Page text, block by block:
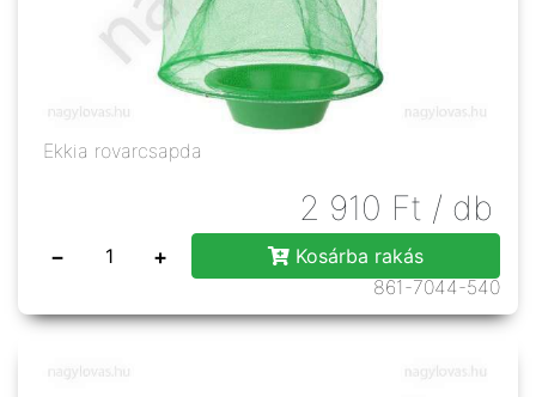
Ekkia rovarcsapda
2 910 Ft / db
− +
Kosárba rakás
861-7044-540